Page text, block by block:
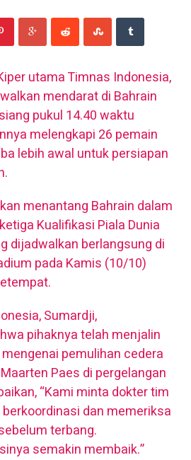
utama Timnas Indonesia,
mendarat di Bahrain
pukul 14.40 waktu
melengkapi 26 pemain
lebih awal untuk persiapan
menantang Bahrain dalam
Kualifikasi Piala Dunia
dijadwalkan berlangsung di
pada Kamis (10/10)
Sumardji,
pihaknya telah menjalin
pemulihan cedera
Paes di pergelangan
“Kami minta dokter tim
dan memeriksa
terbang.
semakin membaik.”